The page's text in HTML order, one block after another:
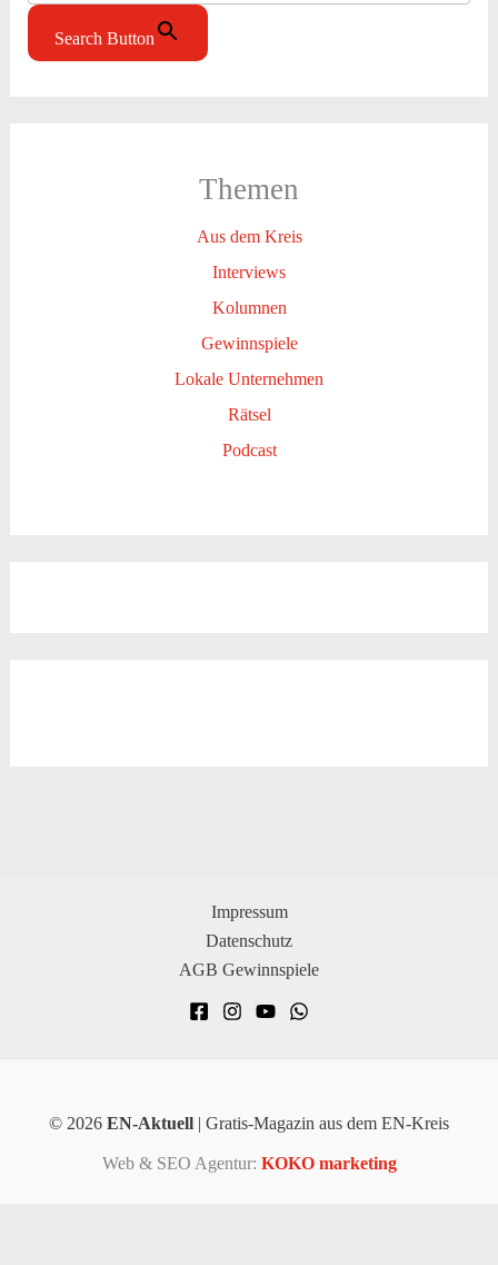
Search Button
Themen
Aus dem Kreis
Interviews
Kolumnen
Gewinnspiele
Lokale Unternehmen
Rätsel
Podcast
Impressum
Datenschutz
AGB Gewinnspiele
© 2026 EN-Aktuell | Gratis-Magazin aus dem EN-Kreis
Web & SEO Agentur: KOKO marketing